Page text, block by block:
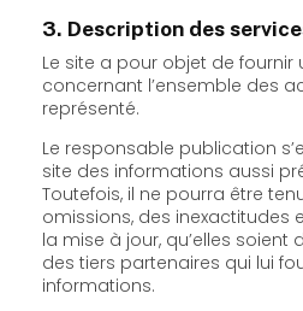
3. Description des
Le site a pour objet de fournir
concernant l’ensemble des
représenté.
Le responsable publication
site des informations aussi précises
Toutefois, il ne pourra être
omissions, des inexactitudes
la mise à jour, qu’elles soient de son fait ou du fait
des tiers partenaires qui lui
informations.